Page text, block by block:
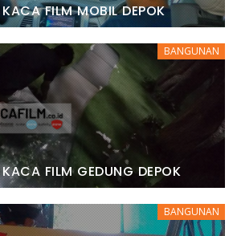
FILM MOBIL DEPOK
BANGUNAN
FILM GEDUNG DEPOK
BANGUNAN